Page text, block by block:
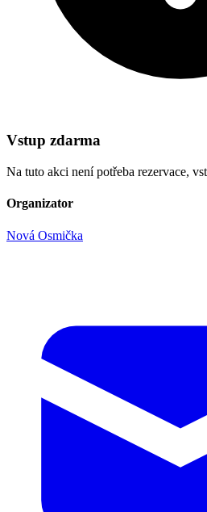
Vstup zdarma
Na tuto akci není potřeba rezervace,
Organizator
Nová Osmička